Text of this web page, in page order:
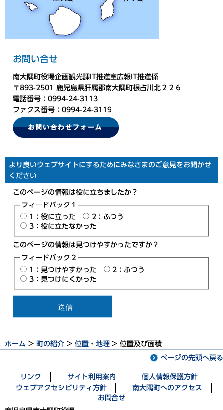
お問い合せ
南大隅町役場企画観光課IT推進室広報IT推進係
〒893-2501 鹿児島県肝属郡南大隅町根占川北２２６
電話番号：0994-24-3113
ファクス番号：0994-24-3119
より良いウェブサイトにするためにみなさまのご意見をお聞かせ
ください
このページの情報は役に立ちましたか？
フィードバック１
1：役に立った
2：ふつう
3：役に立たなかった
このページの情報は見つけやすかったですか？
フィードバック２
1：見つけやすかった
2：ふつう
3：見つけにくかった
ホーム > 町の紹介 > 位置・地理 > 位置及び面積
ページの先頭へ戻る
リンク サイト利用案内
個人情報保護方針
ウェブアクセシビリティ方針
南大隅町へのアクセス
お問合せ